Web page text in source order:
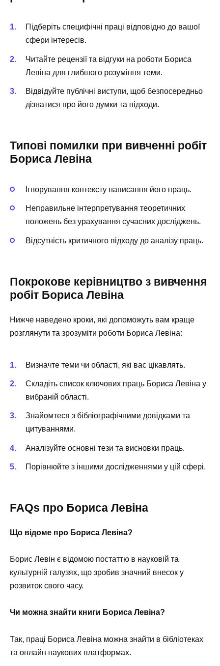
Підберіть специфічні праці відповідно до вашої
сфери інтересів.
Читайте рецензії та відгуки на роботи Бориса
Левіна для глибшого розуміння теми.
Відвідуйте публічні виступи, щоб безпосередньо
дізнатися про його думки та підходи.
Типові помилки при вивченні робіт
Бориса Левіна
Ігнорування контексту написання його праць.
Неправильне інтерпретування теоретичних
положень без урахування сучасних досліджень.
Відсутність критичного підходу до аналізу праць.
Покрокове керівництво з вивчення
робіт Бориса Левіна
Нижче наведено кроки, які допоможуть вам краще
розглянути та зрозуміти роботи Бориса Левіна:
Визначте теми чи області, які вас цікавлять.
Складіть список ключових праць Бориса Левіна у
вибраній області.
Знайомтеся з бібліографічними довідками та
цитуваннями.
Аналізуйте основні тези та висновки праць.
Порівнюйте з іншими дослідженнями у цій сфері.
FAQs про Бориса Левіна
Що відоме про Бориса Левіна?
Борис Левін є відомою постаттю в науковій та
культурній галузях, що зробив значний внесок у
розвиток свого часу.
Чи можна знайти книги Бориса Левіна?
Так, праці Бориса Левіна можна знайти в бібліотеках
та онлайн наукових платформах.